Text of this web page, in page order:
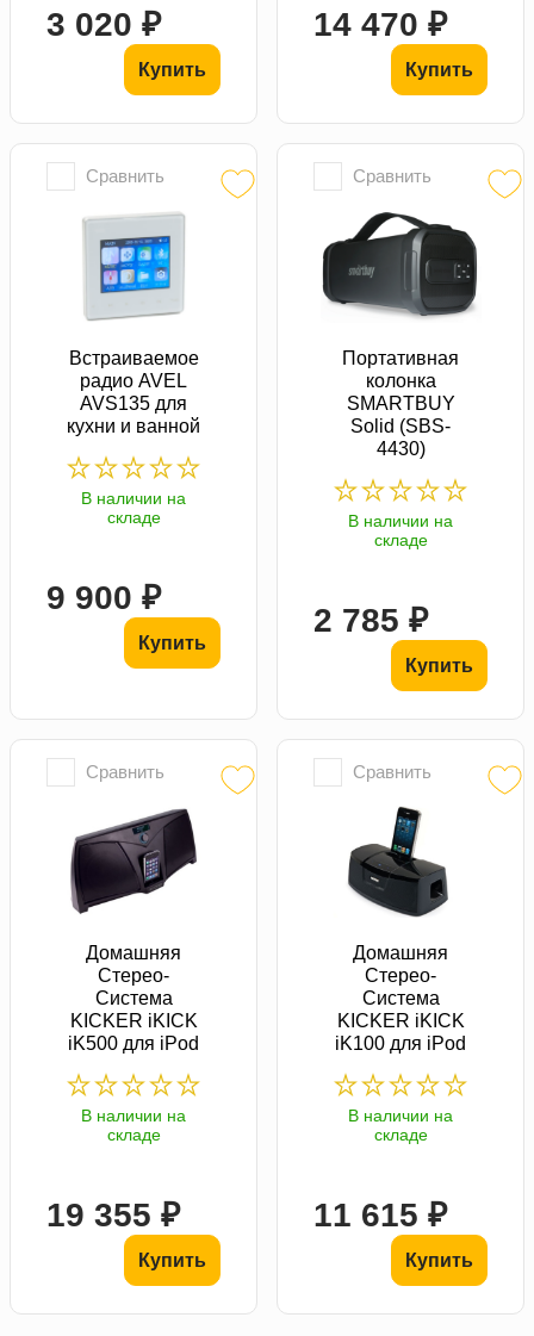
3 020 ₽
Купить
14 470 ₽
Купить
Сравнить
Встраиваемое
радио AVEL
AVS135 для
кухни и ванной
В наличии на
складе
9 900 ₽
Купить
Сравнить
Портативная
колонка
SMARTBUY
Solid (SBS-
4430)
В наличии на
складе
2 785 ₽
Купить
Сравнить
Домашняя
Стерео-
Система
KICKER iKICK
iK500 для iPod
В наличии на
складе
19 355 ₽
Купить
Сравнить
Домашняя
Стерео-
Система
KICKER iKICK
iK100 для iPod
В наличии на
складе
11 615 ₽
Купить